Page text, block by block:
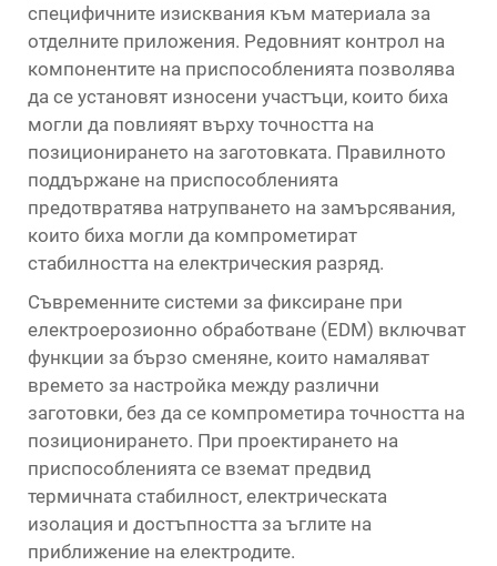
специфичните изисквания към материала за
отделните приложения. Редовният контрол на
компонентите на приспособленията позволява
да се установят износени участъци, които биха
могли да повлияят върху точността на
позиционирането на заготовката. Правилното
поддържане на приспособленията
предотвратява натрупването на замърсявания,
които биха могли да компрометират
стабилността на електрическия разряд.
Съвременните системи за фиксиране при
електроерозионно обработване (EDM) включват
функции за бързо сменяне, които намаляват
времето за настройка между различни
заготовки, без да се компрометира точността на
позиционирането. При проектирането на
приспособленията се вземат предвид
термичната стабилност, електрическата
изолация и достъпността за ъглите на
приближение на електродите.